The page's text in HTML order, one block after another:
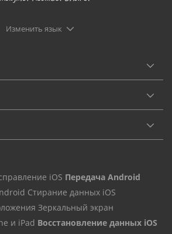
Изменить язык
iOS Передача Android
Стирание данных iOS
Зеркальный экран
и iPad Восстановление данных iOS